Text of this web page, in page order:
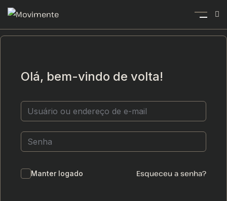
Olá, bem-vindo de volta!
Manter logado Esqueceu a senha?